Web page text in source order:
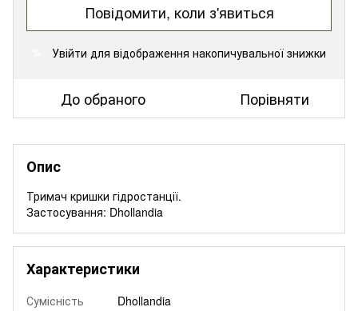
Повідомити, коли з'явиться
Увійти для відображення накопичувальної знижки
До обраного Порівняти
Опис
Тримач кришки гідростанції.
Застосування: Dhollandia
Характеристики
Сумісність Dhollandia